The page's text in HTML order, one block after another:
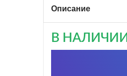
Описание
В НАЛИЧИИ